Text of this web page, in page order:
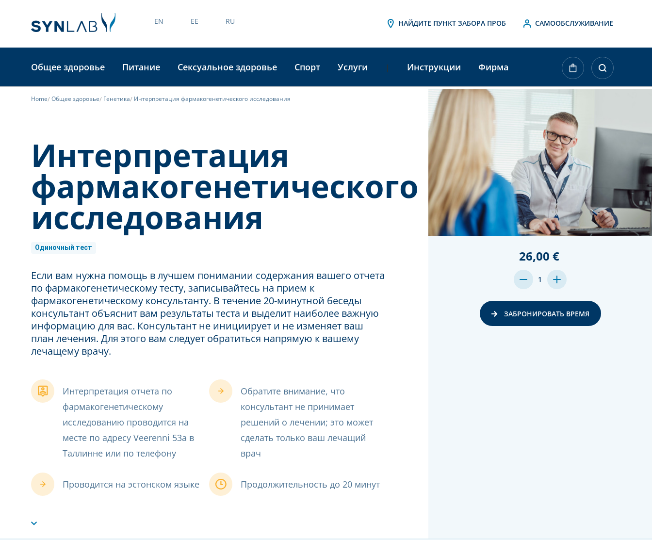
EN EE RU НАЙДИТЕ ПУНКТ ЗАБОРА ПРОБ САМООБСЛУЖИВАНИЕ
Общее здоровье Питание Сексуальное здоровье Спорт Услуги | Инструкции Фирма
Home Общее здоровье Генетика Интерпретация фармакогенетического исследования
Интерпретация
фармакогенетического
исследования
Одиночный тест
Если вам нужна помощь в лучшем понимании содержания вашего отчета
по фармакогенетическому тесту, записывайтесь на прием к
фармакогенетическому консультанту. В течение 20-минутной беседы
консультант объяснит вам результаты теста и выделит наиболее важную
информацию для вас. Консультант не инициирует и не изменяет ваш
план лечения. Для этого вам следует обратиться напрямую к вашему
лечащему врачу.
Интерпретация отчета по
фармакогенетическому
исследованию проводится на
месте по адресу Veerenni 53a в
Таллинне или по телефону
Обратите внимание, что
консультант не принимает
решений о лечении; это может
сделать только ваш лечащий
врач
Проводится на эстонском языке Продолжительность до 20 минут
Aktueller
Lagerbestand:
26,00 €
MENGE
VON
UNDEFINED
1
MENGE
VON
UNDEFINED
ЗАБРОНИРОВАТЬ ВРЕМЯ